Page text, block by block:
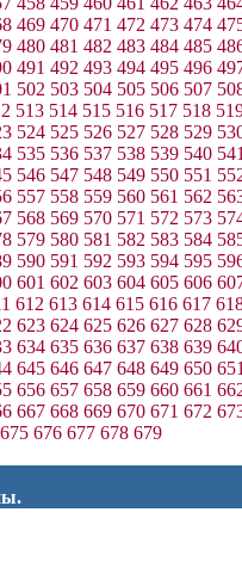
469 470 471 472 473 474
480 481 482 483 484 485
491 492 493 494 495 496
502 503 504 505 506 507
513 514 515 516 517 518
524 525 526 527 528 529
535 536 537 538 539 540
546 547 548 549 550 551
557 558 559 560 561 562
568 569 570 571 572 573
579 580 581 582 583 584
590 591 592 593 594 595
601 602 603 604 605 606
612 613 614 615 616 617
623 624 625 626 627 628
634 635 636 637 638 639
645 646 647 648 649 650
656 657 658 659 660 661
667 668 669 670 671 672
675 676 677 678 679